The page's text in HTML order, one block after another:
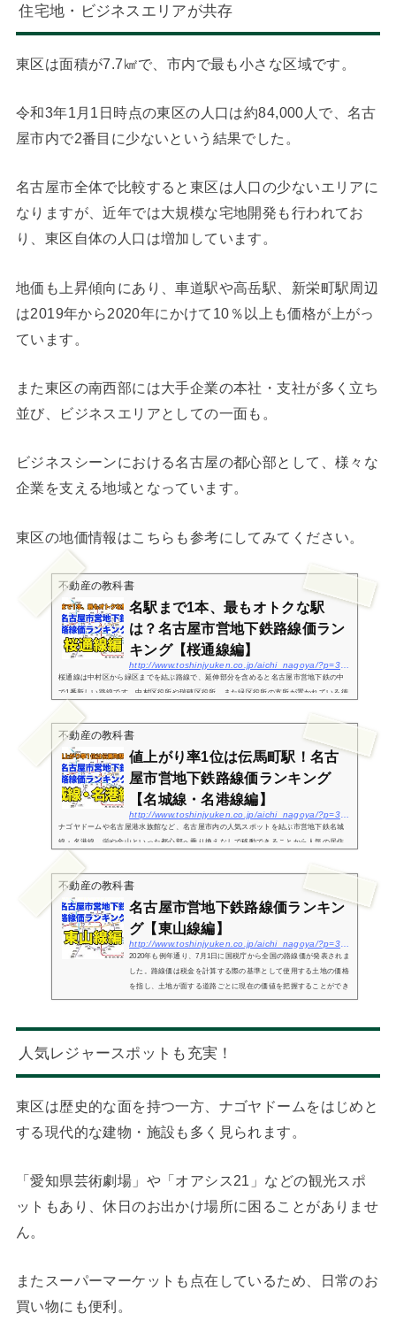
住宅地・ビジネスエリアが共存
東区は面積が7.7㎢で、市内で最も小さな区域です。
令和3年1月1日時点の東区の人口は約84,000人で、名古
屋市内で2番目に少ないという結果でした。
名古屋市全体で比較すると東区は人口の少ないエリアに
なりますが、近年では大規模な宅地開発も行われてお
り、東区自体の人口は増加しています。
地価も上昇傾向にあり、車道駅や高岳駅、新栄町駅周辺
は2019年から2020年にかけて10％以上も価格が上がっ
ています。
また東区の南西部には大手企業の本社・支社が多く立ち
並び、ビジネスエリアとしての一面も。
ビジネスシーンにおける名古屋の都心部として、様々な
企業を支える地域となっています。
東区の地価情報はこちらも参考にしてみてください。
不動産の教科書
名駅まで1本、最もオトクな駅
は？名古屋市営地下鉄路線価ラン
キング【桜通線編】
桜通線は中村区から緑区までを結ぶ路線で、延伸部分を含めると名古屋市営地下鉄の中
で1番新しい路線です。中村区役所や瑞穂区役所、また緑区役所の支所が置かれている徳
重などに駅があり、生活に欠かせない重要な交通機関として日々利用されています。こ
の記事では、...
不動産の教科書
値上がり率1位は伝馬町駅！名古
屋市営地下鉄路線価ランキング
【名城線・名港線編】
http://www.toshinjyuken.co.jp/aichi_nagoya/?p=3493
ナゴヤドームや名古屋港水族館など、名古屋市内の人気スポットを結ぶ市営地下鉄名城
線・名港線。栄や金山といった都心部へ乗り換えなしで移動できることから人気の居住
エリアとなっており、各駅沿線の地価は年々上昇傾向にあります。この記事では、名古
屋市営地下鉄...
不動産の教科書
名古屋市営地下鉄路線価ランキン
グ【東山線編】
2020年も例年通り、7月1日に国税庁から全国の路線価が発表されま
した。路線価は税金を計算する際の基準として使用する土地の価格
を指し、土地が面する道路ごとに現在の価値を把握することができ
ます。また相続が発生した際の相続財産価格を計算するために使わ
人気レジャースポットも充実！
東区は歴史的な面を持つ一方、ナゴヤドームをはじめと
する現代的な建物・施設も多く見られます。
「愛知県芸術劇場」や「オアシス21」などの観光スポ
ットもあり、休日のお出かけ場所に困ることがありませ
ん。
またスーパーマーケットも点在しているため、日常のお
買い物にも便利。